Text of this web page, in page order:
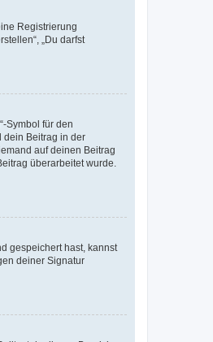
Registrierung
„Du darfst
Symbol für den
dein Beitrag in der
auf deinen Beitrag
überarbeitet wurde.
gespeichert hast, kannst
deiner Signatur